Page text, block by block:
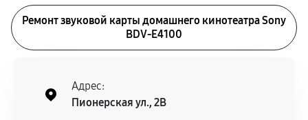
Ремонт звуковой карты домашнего кинотеатра Sony
BDV-E4100
Адрес:
Пионерская ул., 2В